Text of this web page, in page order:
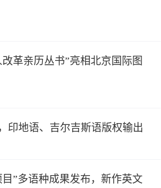
革亲历丛书”亮相北京国际图
印地语、吉尔吉斯语版权输出
”多语种成果发布，新作英文